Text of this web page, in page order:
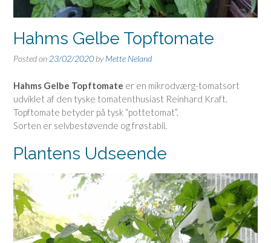
Hahms Gelbe Topftomate
Posted on 23/02/2020 byMette Neland
Hahms Gelbe Topftomate er en mikrodværg-tomatsort
udviklet af den tyske tomatenthusiast Reinhard Kraft.
Topftomate betyder på tysk “pottetomat”.
Sorten er selvbestøvende og frøstabil.
Plantens Udseende